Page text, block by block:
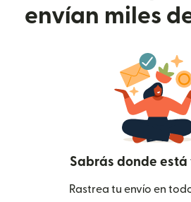
envían miles
Sabrás donde
Rastrea tu envío en